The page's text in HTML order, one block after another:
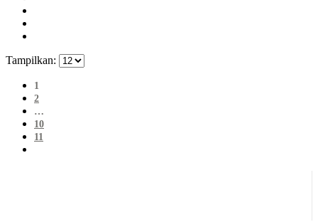
Tampilkan:
1
2
…
10
11